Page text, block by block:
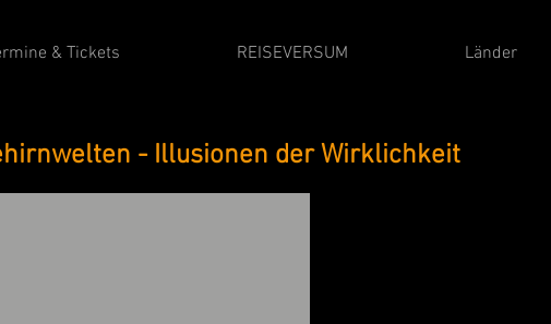
& Tickets REISEVERSUM Länder
- Illusionen der Wirklichkeit